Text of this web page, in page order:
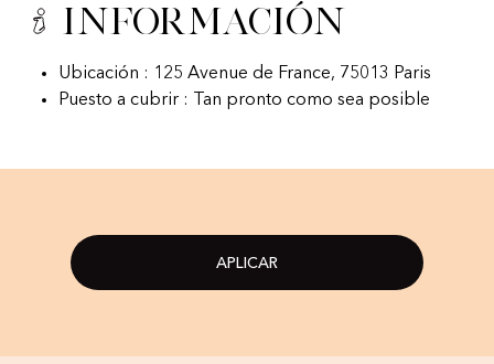
Información
Ubicación : 125 Avenue de France, 75013 Paris
Puesto a cubrir : Tan pronto como sea posible
APLICAR